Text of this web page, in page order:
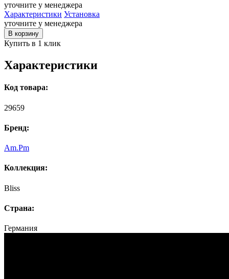
уточните у менеджера
Характеристики Установка
уточните у менеджера
В корзину
Купить в 1 клик
Характеристики
Код товара:
29659
Бренд:
Am.Pm
Коллекция:
Bliss
Страна:
Германия